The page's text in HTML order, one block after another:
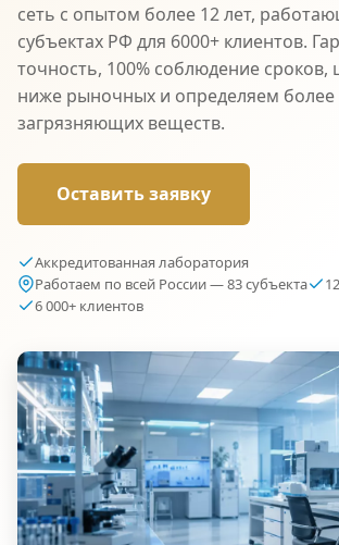
сеть с опытом более 12 лет,
субъектах РФ для 6000+ клиентов.
точность, 100% соблюдение сроков,
ниже рыночных и определяем более
загрязняющих веществ.
Оставить заявку
Аккредитованная лаборатория
Работаем по всей России — 83 субъекта
6 000+ клиентов